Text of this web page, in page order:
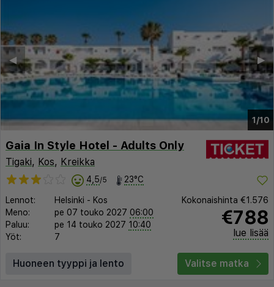
1/10
▶︎
◀︎
Gaia In Style Hotel - Adults Only
Tigaki, Kos, Kreikka
4,5/5 23°C
Lennot: Helsinki - Kos
Meno:
pe 07 touko 2027 06:00
Paluu:
pe 14 touko 2027 10:40
Yöt:
7
Kokonaishinta €1.576
€788
lue lisää
Huoneen tyyppi ja lento Valitse matka